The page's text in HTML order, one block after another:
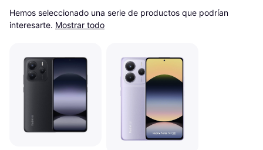
Hemos seleccionado una serie de productos que podrían
interesarte. Mostrar todo